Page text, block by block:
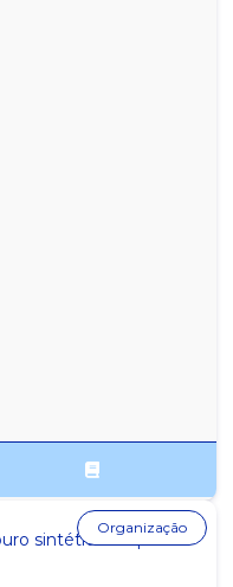
Organização